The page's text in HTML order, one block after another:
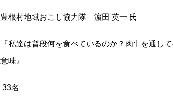
豊根村地域おこし協力隊 濵田 英一 氏
『私達は普段何を食べているのか？肉牛を通し
意味』
33名